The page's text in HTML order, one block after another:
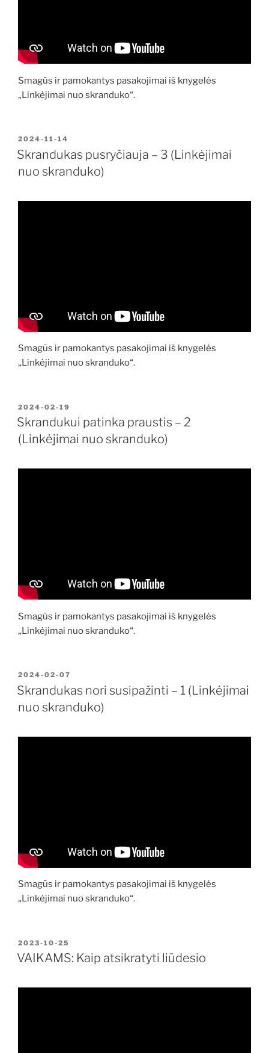
Smagūs ir pamokantys pasakojimai iš knygelės
„Linkėjimai nuo skranduko“.
PASKELBTA
2024-11-14
Skrandukas pusryčiauja – 3 (Linkėjimai
nuo skranduko)
Smagūs ir pamokantys pasakojimai iš knygelės
„Linkėjimai nuo skranduko“.
PASKELBTA
2024-02-19
Skrandukui patinka praustis – 2
(Linkėjimai nuo skranduko)
Smagūs ir pamokantys pasakojimai iš knygelės
„Linkėjimai nuo skranduko“.
PASKELBTA
2024-02-07
Skrandukas nori susipažinti – 1 (Linkėjimai
nuo skranduko)
Smagūs ir pamokantys pasakojimai iš knygelės
„Linkėjimai nuo skranduko“.
PASKELBTA
2023-10-25
VAIKAMS: Kaip atsikratyti liūdesio